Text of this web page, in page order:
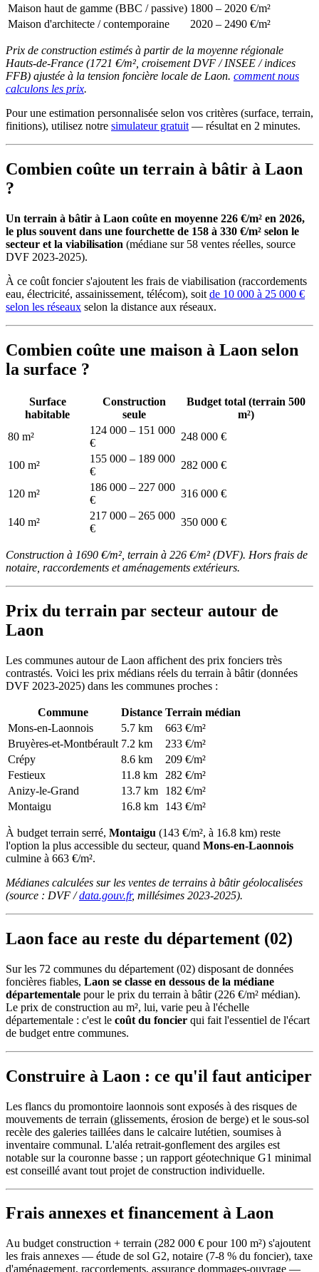
Maison haut de gamme (BBC / passive) 1800 – 2020 €/m²
Maison d'architecte / contemporaine
2020 – 2490 €/m²
Prix de construction estimés à partir de la moyenne régionale
Hauts-de-France (1721 €/m², croisement DVF / INSEE / indices
FFB) ajustée à la tension foncière locale de Laon. comment nous
calculons les prix.
Pour une estimation personnalisée selon vos critères (surface, terrain,
finitions), utilisez notre simulateur gratuit— résultat en 2 minutes.
Combien coûte un terrain à bâtir à Laon
?
Un terrain à bâtir à Laon coûte en moyenne 226 €/m² en 2026,
le plus souvent dans une fourchette de 158 à 330 €/m² selon le
secteur et la viabilisation (médiane sur 58 ventes réelles, source
DVF 2023-2025).
À ce coût foncier s'ajoutent les frais de viabilisation (raccordements
eau, électricité, assainissement, télécom), soit de 10 000 à 25 000 €
selon les réseaux selon la distance aux réseaux.
Combien coûte une maison à Laon selon
la surface ?
Surface
habitable
Construction
seule
Budget total (terrain 500
m²)
80 m²
124 000 – 151 000
€
248 000 €
100 m²
155 000 – 189 000
€
282 000 €
120 m²
186 000 – 227 000
€
316 000 €
140 m²
217 000 – 265 000
€
350 000 €
Construction à 1690 €/m², terrain à 226 €/m² (DVF). Hors frais de
notaire, raccordements et aménagements extérieurs.
Prix du terrain par secteur autour de
Laon
Les communes autour de Laon affichent des prix fonciers très
contrastés. Voici les prix médians réels du terrain à bâtir (données
DVF 2023-2025) dans les communes proches :
Commune Distance Terrain médian
Mons-en-Laonnois
5.7 km
663 €/m²
Bruyères-et-Montbérault 7.2 km
233 €/m²
Crépy
8.6 km
209 €/m²
Festieux
11.8 km
282 €/m²
Anizy-le-Grand
13.7 km
182 €/m²
Montaigu
16.8 km 143 €/m²
À budget terrain serré, Montaigu (143 €/m², à 16.8 km) reste
l'option la plus accessible du secteur, quand Mons-en-Laonnois
culmine à 663 €/m².
Médianes calculées sur les ventes de terrains à bâtir géolocalisées
(source : DVF /data.gouv.fr, millésimes 2023-2025).
Laon face au reste du département (02)
Sur les 72 communes du département (02) disposant de données
foncières fiables, Laon se classe en dessous de la médiane
départementale pour le prix du terrain à bâtir (226 €/m² médian).
Le prix de construction au m², lui, varie peu à l'échelle
départementale : c'est le coût du foncier qui fait l'essentiel de l'écart
de budget entre communes.
Construire à Laon : ce qu'il faut anticiper
Les flancs du promontoire laonnois sont exposés à des risques de
mouvements de terrain (glissements, érosion de berge) et le sous-sol
recèle des galeries taillées dans le calcaire lutétien, soumises à
inventaire communal. L'aléa retrait-gonflement des argiles est
notable sur la couronne basse ; un rapport géotechnique G1 minimal
est conseillé avant tout projet de construction individuelle.
Frais annexes et financement à Laon
Au budget construction + terrain (282 000 € pour 100 m²) s'ajoutent
les frais annexes — étude de sol G2, notaire (7-8 % du foncier), taxe
d'aménagement, raccordements, assurance dommages-ouvrage —